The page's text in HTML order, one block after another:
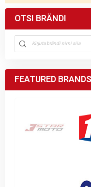
OTSI BRÄNDI
FEATURED BRANDS